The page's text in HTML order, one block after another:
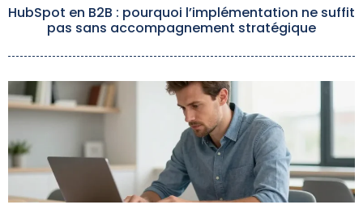
HubSpot en B2B : pourquoi l’implémentation ne suffit
pas sans accompagnement stratégique